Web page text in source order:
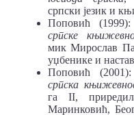
српски језик и
Поповић
српске
мик Мирослав
уџбенике и
Поповић
српска
га II,
Маринковић,